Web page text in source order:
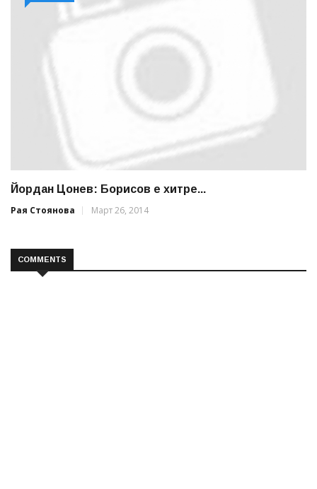
Йордан Цонев: Борисов е хитре...
Рая Стоянова
Март 26, 2014
COMMENTS